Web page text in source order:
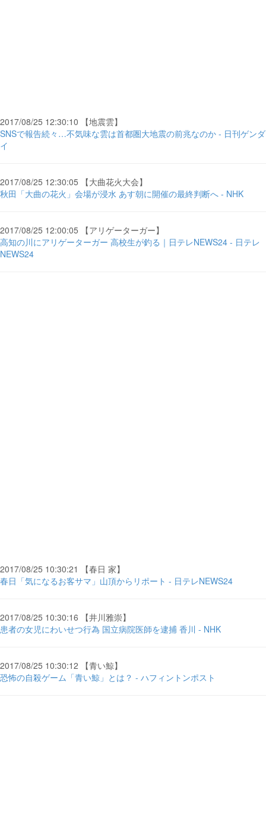
2017/08/25 12:30:10 【地震雲】
SNSで報告続々…不気味な雲は首都圏大地震の前兆なのか - 日刊ゲンダ
イ
2017/08/25 12:30:05 【大曲花火大会】
秋田「大曲の花火」会場が浸水 あす朝に開催の最終判断へ - NHK
2017/08/25 12:00:05 【アリゲーターガー】
高知の川にアリゲーターガー 高校生が釣る｜日テレNEWS24 - 日テレ
NEWS24
2017/08/25 10:30:21 【春日 家】
春日「気になるお客サマ」山頂からリポート - 日テレNEWS24
2017/08/25 10:30:16 【井川雅崇】
患者の女児にわいせつ行為 国立病院医師を逮捕 香川 - NHK
2017/08/25 10:30:12 【青い鯨】
恐怖の自殺ゲーム「青い鯨」とは？ - ハフィントンポスト